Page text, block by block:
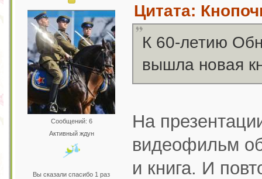
Сообщений: 6
Активный ждун
Вы сказали спасибо 1 раз
Цитата:
К 60-летию
вышла новая
На
видеофильм
и книга. И